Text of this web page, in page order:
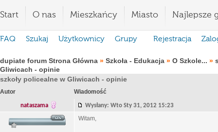
Start O nas Mieszkańcy Miasto Najlepsze
FAQ Szukaj Użytkownicy Grupy Rejestracja
dupiate forum Strona Główna » Szkoła - Edukacja » O Szkole... »
Gliwicach - opinie
szkoły policealne w Gliwicach - opinie
Autor Wiadomość
nataszama Wysłany: Wto Sty 31, 2012 15:23
Witam,